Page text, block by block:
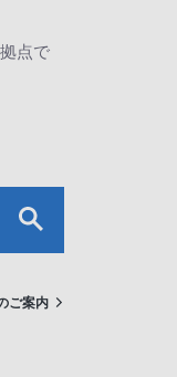
点で
ご案内